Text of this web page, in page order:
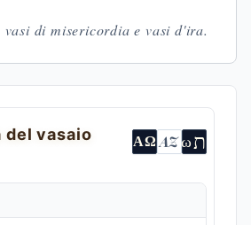
vasi di misericordia e vasi d'ira.
del vasaio ΑΩ AZωת